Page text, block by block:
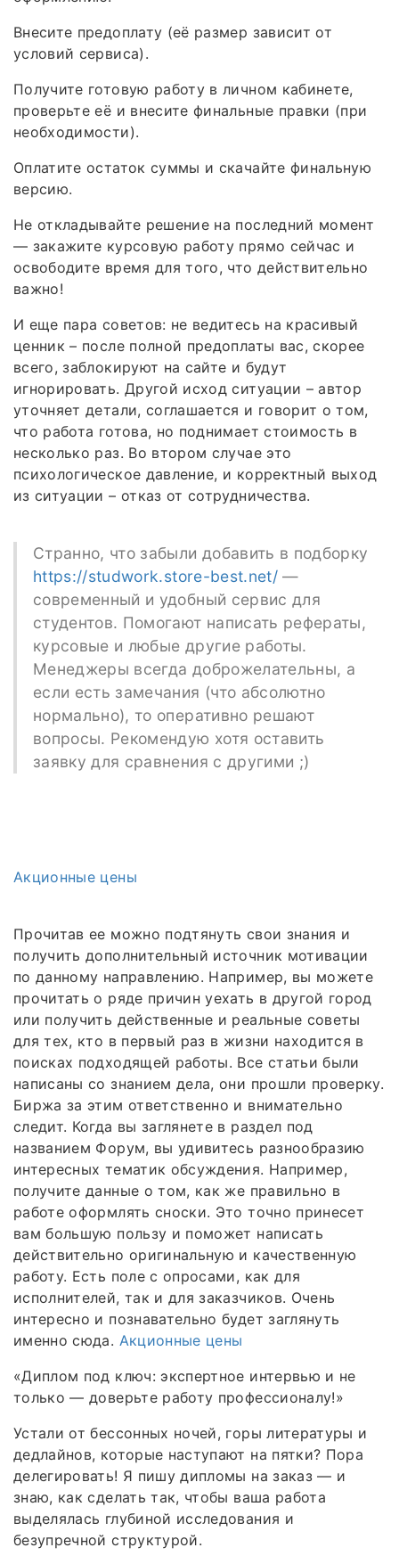
Внесите предоплату (её размер зависит от
условий сервиса).
Получите готовую работу в личном кабинете,
проверьте её и внесите финальные правки (при
необходимости).
Оплатите остаток суммы и скачайте финальную
версию.
Не откладывайте решение на последний момент
— закажите курсовую работу прямо сейчас и
освободите время для того, что действительно
важно!
И еще пара советов: не ведитесь на красивый
ценник – после полной предоплаты вас, скорее
всего, заблокируют на сайте и будут
игнорировать. Другой исход ситуации – автор
уточняет детали, соглашается и говорит о том,
что работа готова, но поднимает стоимость в
несколько раз. Во втором случае это
психологическое давление, и корректный выход
из ситуации – отказ от сотрудничества.
Странно, что забыли добавить в подборку
https://studwork.store-best.net/ —
современный и удобный сервис для
студентов. Помогают написать рефераты,
курсовые и любые другие работы.
Менеджеры всегда доброжелательны, а
если есть замечания (что абсолютно
нормально), то оперативно решают
вопросы. Рекомендую хотя оставить
заявку для сравнения с другими ;)
Акционные цены
Прочитав ее можно подтянуть свои знания и
получить дополнительный источник мотивации
по данному направлению. Например, вы можете
прочитать о ряде причин уехать в другой город
или получить действенные и реальные советы
для тех, кто в первый раз в жизни находится в
поисках подходящей работы. Все статьи были
написаны со знанием дела, они прошли проверку.
Биржа за этим ответственно и внимательно
следит. Когда вы заглянете в раздел под
названием Форум, вы удивитесь разнообразию
интересных тематик обсуждения. Например,
получите данные о том, как же правильно в
работе оформлять сноски. Это точно принесет
вам большую пользу и поможет написать
действительно оригинальную и качественную
работу. Есть поле с опросами, как для
исполнителей, так и для заказчиков. Очень
интересно и познавательно будет заглянуть
именно сюда. Акционные цены
«Диплом под ключ: экспертное интервью и не
только — доверьте работу профессионалу!»
Устали от бессонных ночей, горы литературы и
дедлайнов, которые наступают на пятки? Пора
делегировать! Я пишу дипломы на заказ — и
знаю, как сделать так, чтобы ваша работа
выделялась глубиной исследования и
безупречной структурой.